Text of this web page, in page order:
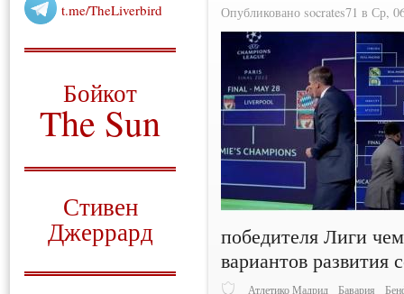
t.me/TheLiverbird
Бойкот
The Sun
Стивен
Джеррард
Опубликовано socrates71 в Ср,
победителя Лиги
вариантов развития
Атлетико Мадрид Бавария